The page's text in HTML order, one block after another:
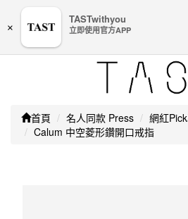
銀行帳戶或信用卡等個人資
Toggle
navigation
首頁 名人同款 Press 網紅
Calum 中空菱形鑽開口戒指
×
TASTwithyou
立即使用官方APP